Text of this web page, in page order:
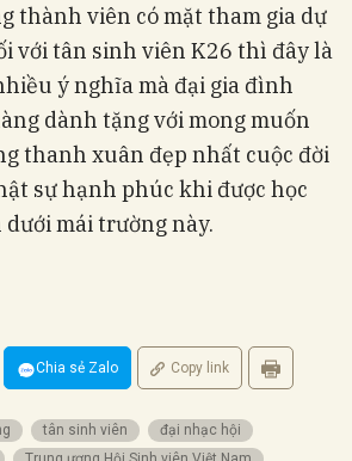
thành viên có mặt tham gia dự
với tân sinh viên K26 thì đây là
ý nghĩa mà đại gia đình
dành tặng với mong muốn
thanh xuân đẹp nhất cuộc đời
sự hạnh phúc khi được học
mái trường này.
Chia sẻ Zalo Copy link
tân sinh viên
đại nhạc hội